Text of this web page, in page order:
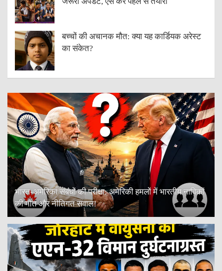
बच्चों की अचानक मौत: क्या यह कार्डियक अरेस्ट
का संकेत?
भारत-अमेरिका संबंधों की परीक्षा: अमेरिकी हमलों में भारतीय नाविकों
की मौत और नीतिगत सवाल!